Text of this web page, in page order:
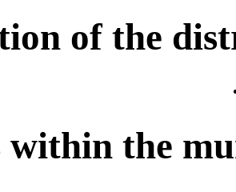
of the
within the